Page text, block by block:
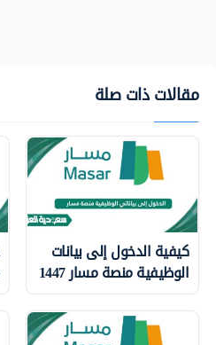
مقالات ذات صلة
كيفية الدخول إلى بيانات
الوظيفية منصة مسار 1447